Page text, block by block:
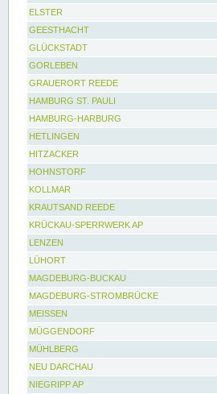
ELSTER
GEESTHACHT
GLÜCKSTADT
GORLEBEN
GRAUERORT REEDE
HAMBURG ST. PAULI
HAMBURG-HARBURG
HETLINGEN
HITZACKER
HOHNSTORF
KOLLMAR
KRAUTSAND REEDE
KRÜCKAU-SPERRWERK AP
LENZEN
LÜHORT
MAGDEBURG-BUCKAU
MAGDEBURG-STROMBRÜCKE
MEISSEN
MÜGGENDORF
MÜHLBERG
NEU DARCHAU
NIEGRIPP AP